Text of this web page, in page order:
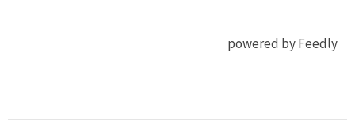
powered by Feedly
OLED